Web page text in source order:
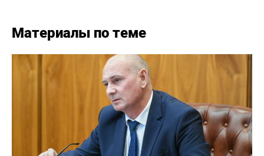
Материалы по теме